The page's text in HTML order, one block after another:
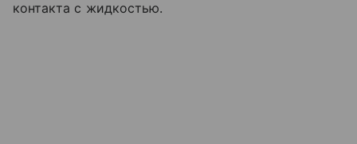
контакта с жидкостью.